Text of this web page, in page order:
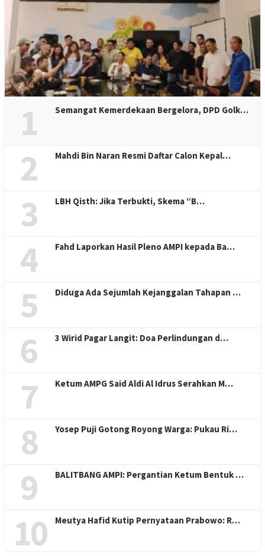
1 Semangat Kemerdekaan Bergelora, DPD Golk…
2 Mahdi Bin Naran Resmi Daftar Calon Kepal…
3 LBH Qisth: Jika Terbukti, Skema “B…
4 Fahd Laporkan Hasil Pleno AMPI kepada Ba…
5 Diduga Ada Sejumlah Kejanggalan Tahapan …
6 3 Wirid Pagar Langit: Doa Perlindungan d…
7 Ketum AMPG Said Aldi Al Idrus Serahkan M…
8 Yosep Puji Gotong Royong Warga: Pukau Ri…
9 BALITBANG AMPI: Pergantian Ketum Bentuk …
10 Meutya Hafid Kutip Pernyataan Prabowo: R…